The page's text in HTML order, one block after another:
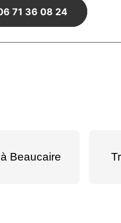
71 36 08 24
Beaucaire